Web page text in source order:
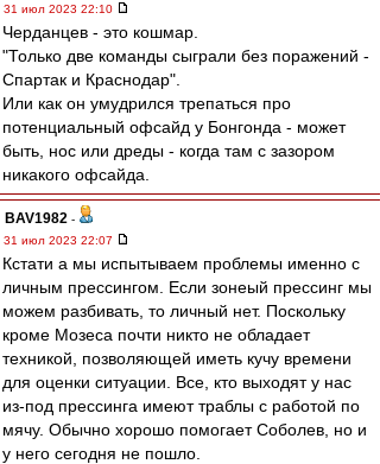
31 июл 2023 22:10
Черданцев - это кошмар.
"Только две команды сыграли без поражений -
Спартак и Краснодар".
Или как он умудрился трепаться про
потенциальный офсайд у Бонгонда - может
быть, нос или дреды - когда там с зазором
никакого офсайда.
BAV1982 -
31 июл 2023 22:07
Кстати а мы испытываем проблемы именно с
личным прессингом. Если зонеый прессинг мы
можем разбивать, то личный нет. Поскольку
кроме Мозеса почти никто не обладает
техникой, позволяющей иметь кучу времени
для оценки ситуации. Все, кто выходят у нас
из-под прессинга имеют траблы с работой по
мячу. Обычно хорошо помогает Соболев, но и
у него сегодня не пошло.